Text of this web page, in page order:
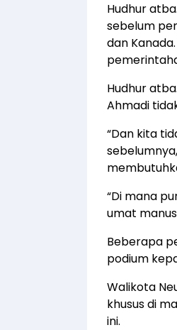
Hudhur
sebelum
dan
Hudhur
Ahmadi
“Dan kita
“Di mana
umat
Beberapa
podium
Walikota
khusus di
ini.